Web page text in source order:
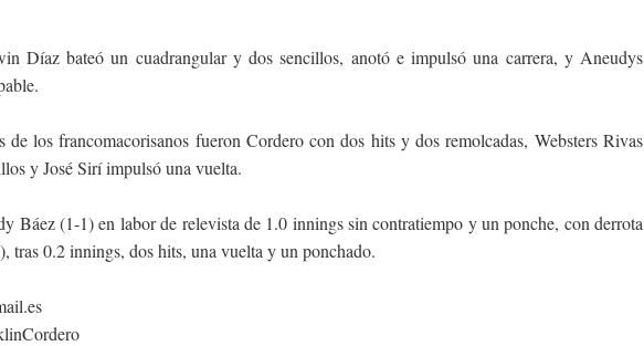
Díaz bateó un cuadrangular y dos sencillos, anotó e impulsó una carrera, y Aneudys
de los francomacorisanos fueron Cordero con dos hits y dos remolcadas, Websters Rivas
y José Sirí impulsó una vuelta.
Báez (1-1) en labor de relevista de 1.0 innings sin contratiempo y un ponche, con derrota
tras 0.2 innings, dos hits, una vuelta y un ponchado.